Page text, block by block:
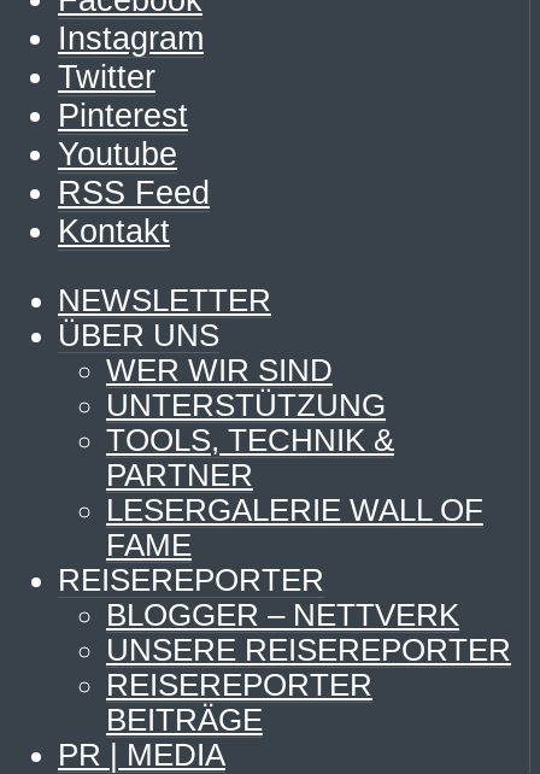
Instagram
Twitter
Pinterest
Youtube
RSS Feed
Kontakt
NEWSLETTER
ÜBER UNS
WER WIR SIND
UNTERSTÜTZUNG
TOOLS, TECHNIK &
PARTNER
LESERGALERIE WALL OF
FAME
REISEREPORTER
BLOGGER – NETTVERK
UNSERE REISEREPORTER
REISEREPORTER
BEITRÄGE
PR | MEDIA